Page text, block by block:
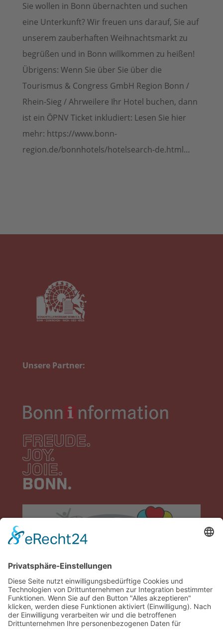
Sie wollen in Bonn übernachten und suchen
eine Unterkunft? Wir freuen uns darauf, Sie auf
unserem zauberhaften Weihnachtsmarkt zu
begrüßen und in Bonn willkommen zu heißen!
Übrigens: Wenn Sie über Sie über die
Tourismus & Congress GmbH Region Bonn /
Rhein-Sieg / Ahrweilere Ihr Hotel buchen, dann
ist ein ÖPNV Ticket inkludiert: Lesen Sie hier
mehr: https://www.bonn-
region.de/bonnhotels/hotelsearch-de.html…
Unsere Partner: